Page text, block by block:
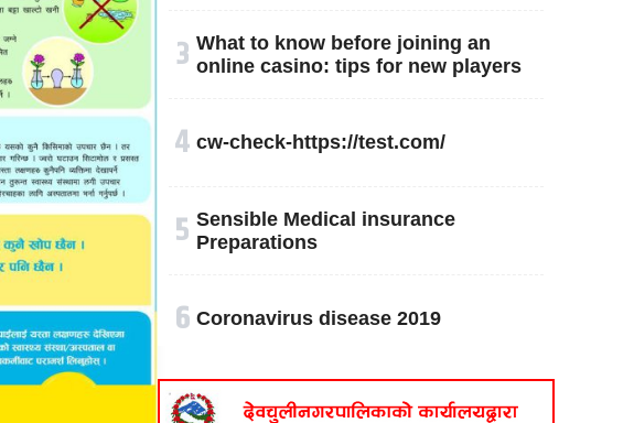
३ What to know before joining an
online casino: tips for new players
४ cw-check-https://test.com/
५ Sensible Medical insurance
Preparations
६ Coronavirus disease 2019